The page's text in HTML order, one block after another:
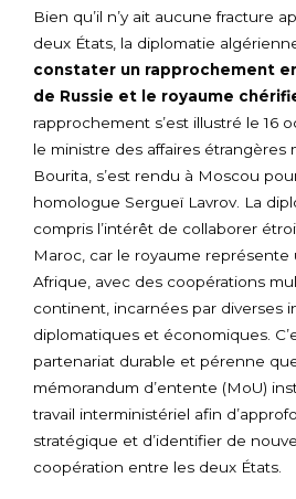
Bien qu’il n’y ait aucune fracture
deux États, la diplomatie
constater un rapprochement
de Russie et le royaume
rapprochement s’est illustré le 16
le ministre des affaires étrangères
Bourita, s’est rendu à Moscou
homologue Sergueï Lavrov. La
compris l’intérêt de collaborer
Maroc, car le royaume représente
Afrique, avec des coopérations
continent, incarnées par diverses
diplomatiques et économiques.
partenariat durable et pérenne
mémorandum d’entente (MoU)
travail interministériel afin
stratégique et d’identifier de
coopération entre les deux États.